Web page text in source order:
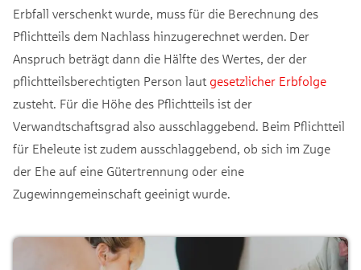
Erbfall verschenkt wurde, muss für die Berechnung des
Pflichtteils dem Nachlass hinzugerechnet werden. Der
Anspruch beträgt dann die Hälfte des Wertes, der der
pflichtteilsberechtigten Person laut gesetzlicher Erbfolge
zusteht. Für die Höhe des Pflichtteils ist der
Verwandtschaftsgrad also ausschlaggebend. Beim Pflichtteil
für Eheleute ist zudem ausschlaggebend, ob sich im Zuge
der Ehe auf eine Gütertrennung oder eine
Zugewinngemeinschaft geeinigt wurde.